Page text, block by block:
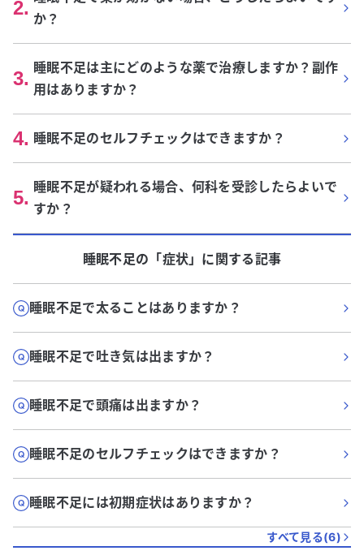
2. か？
3. 睡眠不足は主にどのような薬で治療しますか？副作
用はありますか？
4. 睡眠不足のセルフチェックはできますか？
5. 睡眠不足が疑われる場合、何科を受診したらよいで
すか？
睡眠不足の「症状」に関する記事
睡眠不足で太ることはありますか？
睡眠不足で吐き気は出ますか？
睡眠不足で頭痛は出ますか？
睡眠不足のセルフチェックはできますか？
睡眠不足には初期症状はありますか？
すべて見る(6)